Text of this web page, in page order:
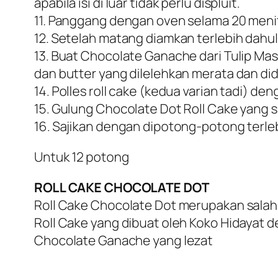
11. Panggang dengan oven selama 20
12. Setelah matang diamkan terlebih
13. Buat Chocolate Ganache dari Tulip
dan butter yang dilelehkan merata dan
14. Polles roll cake (kedua varian tadi)
15. Gulung Chocolate Dot Roll Cake
16. Sajikan dengan dipotong-potong
Untuk 12 potong
ROLL CAKE CHOCOLATE DOT
Roll Cake Chocolate Dot merupakan
Roll Cake yang dibuat oleh Koko Hidayat
Chocolate Ganache yang lezat